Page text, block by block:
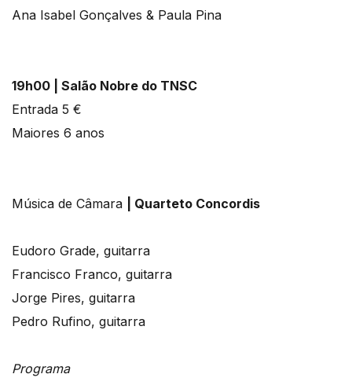
Ana Isabel Gonçalves & Paula Pina
19h00 | Salão Nobre do TNSC
Entrada 5 €
Maiores 6 anos
Música de Câmara | Quarteto Concordis
Eudoro Grade, guitarra
Francisco Franco, guitarra
Jorge Pires, guitarra
Pedro Rufino, guitarra
Programa